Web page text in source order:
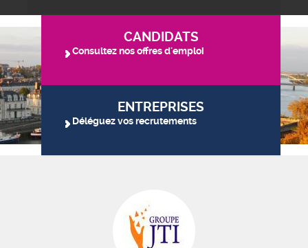
CANDIDATS
Consultez nos offres d'emploi
ENTREPRISES
Déléguez vos recrutements